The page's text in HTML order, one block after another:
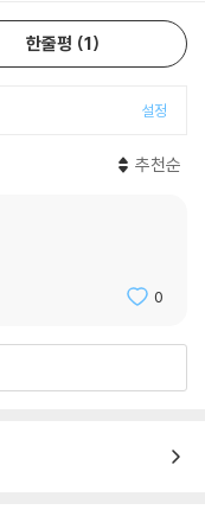
집단을 타자화하여 거리
략을 취한다. 이를 위해
적극 동참한다. 그는 흑인
한 서비스를 제공할 생각
반대하여 딸을 전학시키
구입하려다 어려움을 겪
당하고 있음을 알면서도
정당성을 의심할 생각을
문이다. 밀턴은 그리스
다 잊다시피 하며, 그리스
으로 표하며 과학과 이성
과거 포드사회관리부가
한줄평 1
설정
추천순
0